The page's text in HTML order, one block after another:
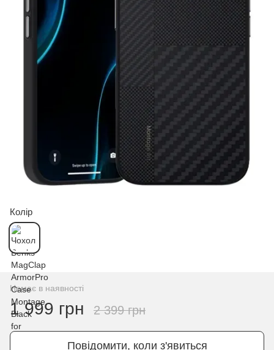
Колір
Немає в наявності
1 999 грн 2 399 грн
Повідомити, коли з'явиться